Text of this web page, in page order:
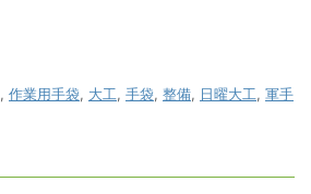
, 作業用手袋, 大工, 手袋, 整備, 日曜大工, 軍手